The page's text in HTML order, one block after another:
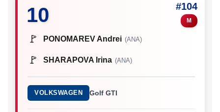
10 #104
M
🚩 PONOMAREV Andrei (ANA)
🚩 SHARAPOVA Irina (ANA)
VOLKSWAGEN Golf GTI